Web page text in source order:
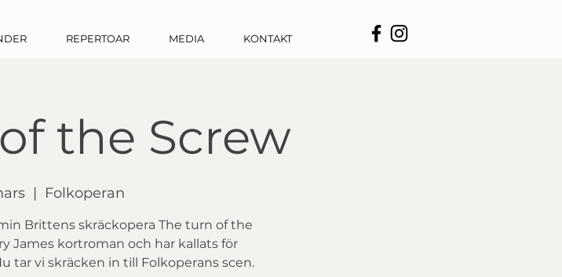
REPERTOAR MEDIA KONTAKT
the Screw
  |
Folkoperan
Brittens skräckopera The turn of the
James kortroman och har kallats för
tar vi skräcken in till Folkoperans scen.